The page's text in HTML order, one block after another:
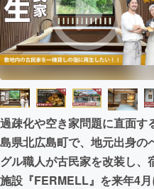
映像・映画
ビジネス・起業
まちづくり・地域
CAMPFIRE for Social
CAMPFIREふるさと
過疎化や空き家問題に直面す
島県北広島町で、地元出身の
グル職人が古民家を改装し、
施設『FERMELL』を来年4月